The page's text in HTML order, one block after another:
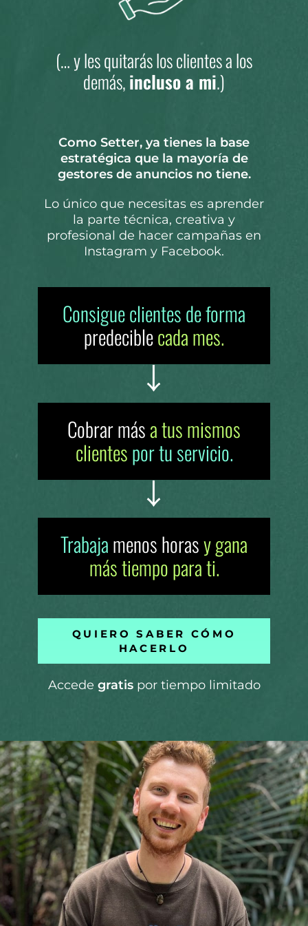
(… y les quitarás los clientes a los
demás,incluso a mi.)
Como Setter, ya tienes la base
estratégica que la mayoría de
gestores de anuncios no tiene.
Lo único que necesitas es aprender
la parte técnica, creativa y
profesional de hacer campañas en
Instagram y Facebook.
Consigue clientes de forma
predeciblecada mes.
Cobrar mása tus mismos
clientespor tu servicio.
Trabajamenos horasy gana
más tiempo para ti.
QUIERO SABER CÓMO
HACERLO
Accede gratispor tiempo limitado